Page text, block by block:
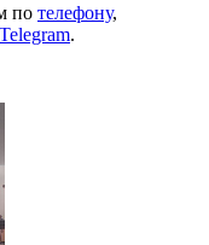
по телефону,
Telegram.